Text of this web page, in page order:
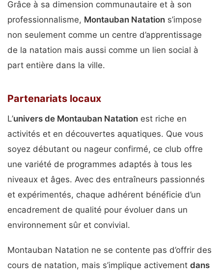
Grâce à sa dimension communautaire et à son
professionnalisme, Montauban Natation s’impose
non seulement comme un centre d’apprentissage
de la natation mais aussi comme un lien social à
part entière dans la ville.
Partenariats locaux
L’univers de Montauban Natation est riche en
activités et en découvertes aquatiques. Que vous
soyez débutant ou nageur confirmé, ce club offre
une variété de programmes adaptés à tous les
niveaux et âges. Avec des entraîneurs passionnés
et expérimentés, chaque adhérent bénéficie d’un
encadrement de qualité pour évoluer dans un
environnement sûr et convivial.
Montauban Natation ne se contente pas d’offrir des
cours de natation, mais s’implique activement dans